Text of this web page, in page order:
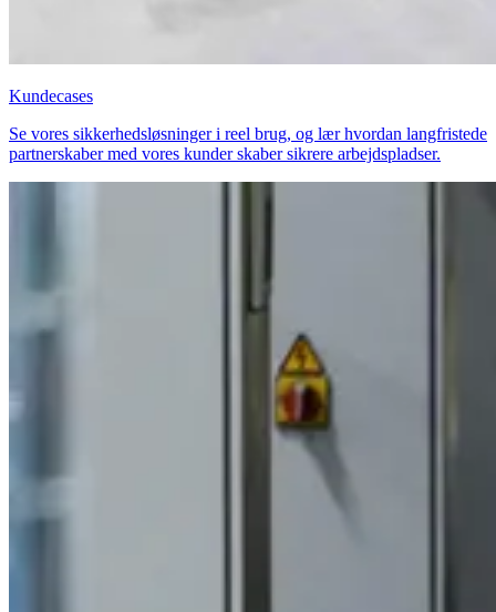
Kundecases
Se vores sikkerhedsløsninger i reel brug, og lær hvordan langfristede
partnerskaber med vores kunder skaber sikrere arbejdspladser.